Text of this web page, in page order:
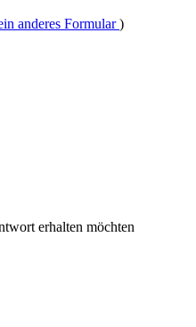
anderes Formular)
erhalten möchten